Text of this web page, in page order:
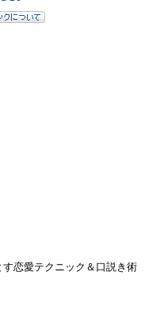
恋愛テクニック＆口説き術